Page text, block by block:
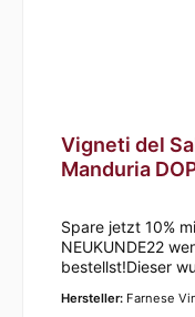
Vigneti del
Manduria
Spare jetzt 10%
NEUKUNDE22
bestellst!Dieser
eine
Hersteller: Farnese